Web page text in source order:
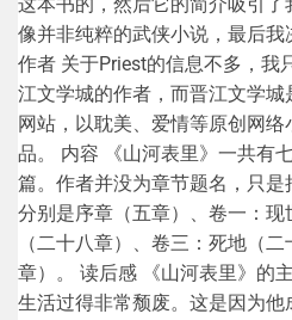
像并非纯粹的武侠小说，最后我
作者 关于Priest的信息不多，我
江文学城的作者，而晋江文学
网站，以耽美、爱情等原创网
品。 内容 《山河表里》一共有
篇。作者并没为章节题名，只
分别是序章（五章）、卷一：
（二十八章）、卷三：死地（
章）。 读后感 《山河表里》的
生活过得非常颓废。这是因为